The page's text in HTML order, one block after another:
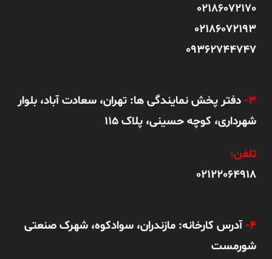
02186072170
02186072193
09362744747
3- دفتر پخش نمایندگی ها: تهران، سعادت آباد، بلوار
شهرداری، کوچه حسینی، پلاک 115
تلفن:
02122064918
4- آدرس کارخانه: مازندران، سوادکوه، شهرک صنعتی
شورمست